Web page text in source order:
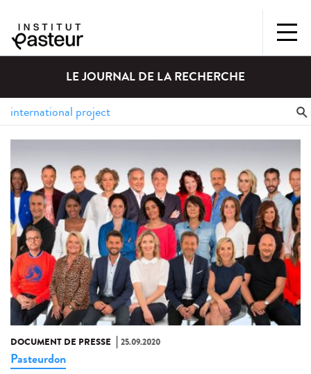
LE JOURNAL DE LA RECHERCHE
DOCUMENT DE PRESSE 25.09.2020
Pasteurdon